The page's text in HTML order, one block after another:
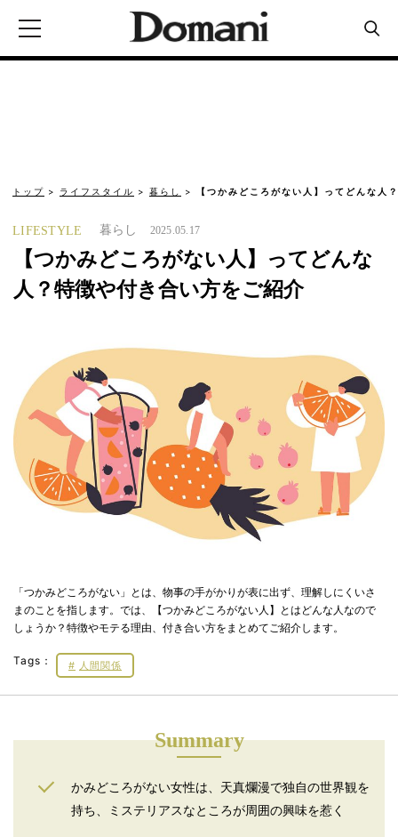
トップ ライフスタイル 暮らし 【つかみどころがない人】ってどんな人
LIFESTYLE 暮らし 2025.05.17
【つかみどころがない人】ってどんな
人？特徴や付き合い方をご紹介
「つかみどころがない」とは、物事の手がかりが表に出ず、理解しにくいさ
まのことを指します。では、【つかみどころがない人】とはどんな人なので
しょうか？特徴やモテる理由、付き合い方をまとめてご紹介します。
Tags： 人間関係
Summary
かみどころがない女性は、天真爛漫で独自の世界観を
持ち、ミステリアスなところが周囲の興味を惹く